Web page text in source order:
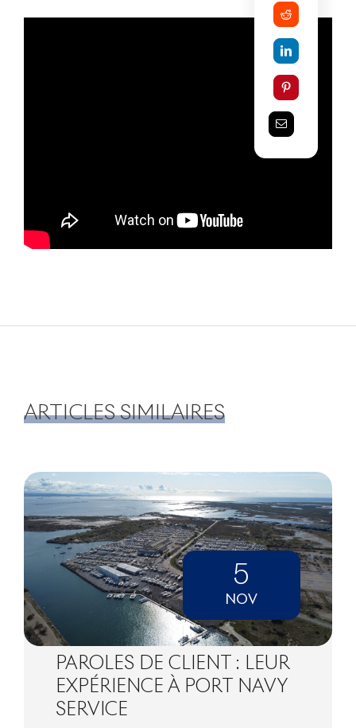
ARTICLES SIMILAIRES
5
NOV
PAROLES DE CLIENT : LEUR
EXPÉRIENCE À PORT NAVY
SERVICE